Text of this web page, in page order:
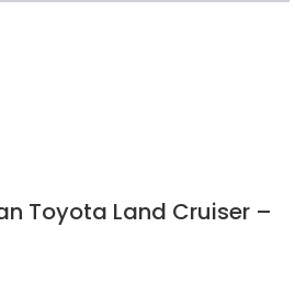
Toyota Land Cruiser –